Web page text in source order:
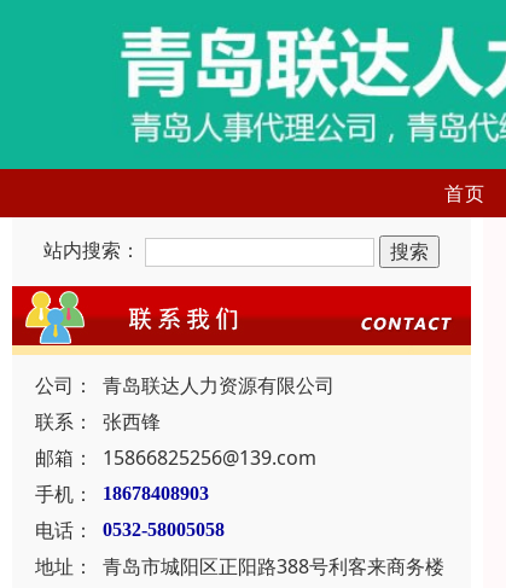
首页
站内搜索：
公司：
青岛联达人力资源有限公司
联系：
张西锋
邮箱：
15866825256@139.com
手机：
18678408903
电话： 0532-58005058
地址：
青岛市城阳区正阳路388号利客来商务楼